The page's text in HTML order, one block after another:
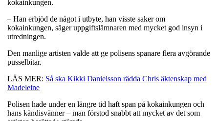
kokainkungen.
– Han erbjöd de något i utbyte, han visste saker om
kokainkungen, säger uppgiftslämnaren med mycket god insyn i
utredningen.
Den manlige artisten valde att ge polisens spanare flera avgörande
pusselbitar.
LÄS MER: Så ska Kikki Danielsson rädda Chris äktenskap med
Madeleine
Polisen hade under en längre tid haft span på kokainkungen och
hans kändisvänner – man förstod snabbt att mycket av det som